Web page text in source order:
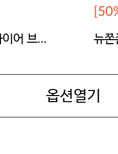
어 브라
뉴쫀
옵션열기